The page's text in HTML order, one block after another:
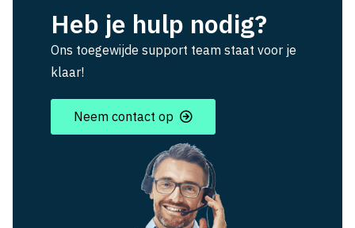
Heb je hulp nodig?
Ons toegewijde support team staat voor je
klaar!
Neem contact op